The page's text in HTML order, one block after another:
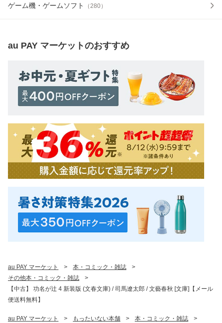
ゲーム機・ゲームソフト （280）
au PAY マーケットのおすすめ
au PAY マーケット > 本・コミック・雑誌
>
その他本・コミック・雑誌
>
【中古】 功名が辻 4 新装版 (文春文庫) / 司馬遼太郎 / 文藝春秋 [文庫]【メール
便送料無料】
au PAY マーケット > もったいない本舗 > 本・コミック・雑誌
>